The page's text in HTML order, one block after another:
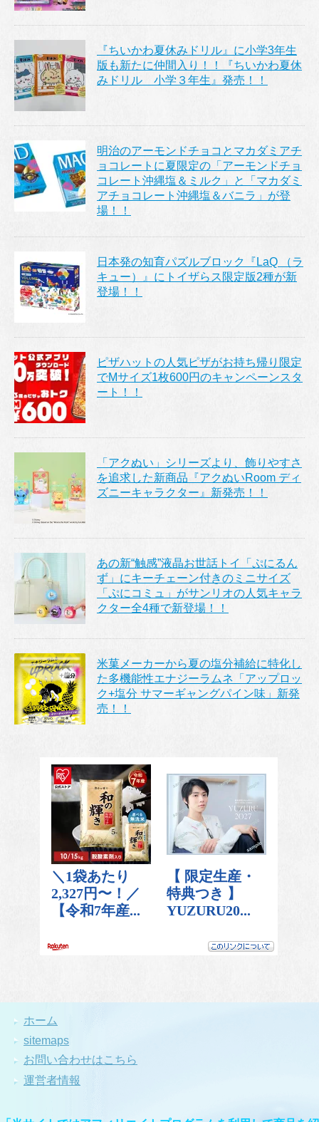
『ちいかわ夏休みドリル』に小学3年生
版も新たに仲間入り！！『ちいかわ夏休
みドリル 小学３年生』発売！！
明治のアーモンドチョコとマカダミアチ
ョコレートに夏限定の「アーモンドチョ
コレート沖縄塩＆ミルク」と「マカダミ
アチョコレート沖縄塩＆バニラ」が登
場！！
日本発の知育パズルブロック『LaQ （ラ
キュー）』にトイザらス限定版2種が新
登場！！
ピザハットの人気ピザがお持ち帰り限定
でMサイズ1枚600円のキャンペーンスタ
ート！！
「アクぬい」シリーズより、飾りやすさ
を追求した新商品『アクぬいRoom ディ
ズニーキャラクター』新発売！！
あの新“触感”液晶お世話トイ「ぷにるん
ず」にキーチェーン付きのミニサイズ
「ぷにコミュ」がサンリオの人気キャラ
クター全4種で新登場！！
米菓メーカーから夏の塩分補給に特化し
た多機能性エナジーラムネ「アップロッ
ク+塩分 サマーギャングパイン味」新発
売！！
ホーム
sitemaps
お問い合わせはこちら
運営者情報